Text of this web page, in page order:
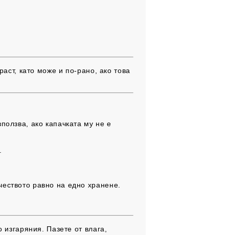
като може и по-рано, ако това
ако капачката му не е
равно на едно хранене.
Пазете от влага,